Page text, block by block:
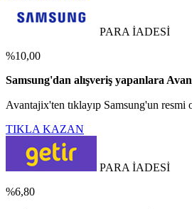
PARA İADESİ
%10,00
Samsung'dan alışveriş yapanlara
Avantajix'ten tıklayıp Samsung'un resmi
TIKLA KAZAN
PARA İADESİ
%6,80